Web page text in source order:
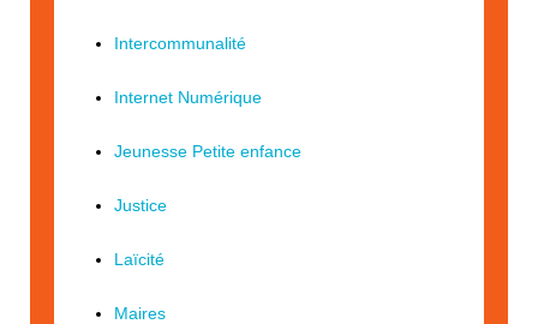
Intercommunalité
Internet Numérique
Jeunesse Petite enfance
Justice
Laïcité
Maires